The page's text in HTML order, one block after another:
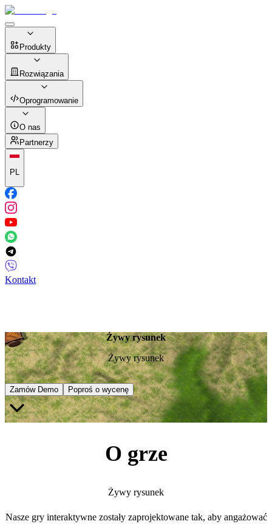
Produkty
Rozwiązania
Oprogramowanie
O nas
Partnerzy
PL
Kontakt
Żywy rysunek
Żywy rysunek
Zamów Demo Poproś o wycenę
O grze
Żywy rysunek
Nasze gry interaktywne zostały zaprojektowane tak, aby angażować